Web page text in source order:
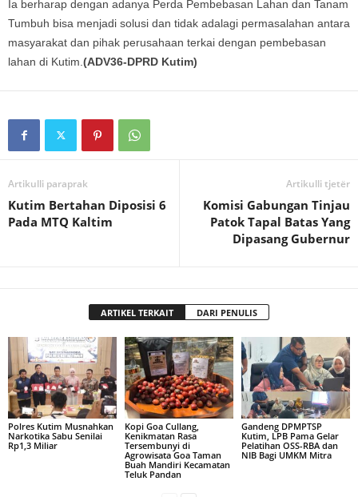
Ia berharap dengan adanya Perda Pembebasan Lahan dan Tanam
Tumbuh bisa menjadi solusi dan tidak adalagi permasalahan antara
masyarakat dan pihak perusahaan terkai dengan pembebasan
lahan di Kutim. (ADV36-DPRD Kutim)
Artikulli paraprak
Kutim Bertahan Diposisi 6
Pada MTQ Kaltim
Artikulli tjetër
Komisi Gabungan Tinjau
Patok Tapal Batas Yang
Dipasang Gubernur
ARTIKEL TERKAIT DARI PENULIS
Polres Kutim Musnahkan
Narkotika Sabu Senilai
Rp1,3 Miliar
Kopi Goa Cullang,
Kenikmatan Rasa
Tersembunyi di
Agrowisata Goa Taman
Buah Mandiri Kecamatan
Teluk Pandan
Gandeng DPMPTSP
Kutim, LPB Pama Gelar
Pelatihan OSS-RBA dan
NIB Bagi UMKM Mitra